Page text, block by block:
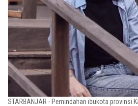
STARBANJAR - Pemindahan ibukota provinsi